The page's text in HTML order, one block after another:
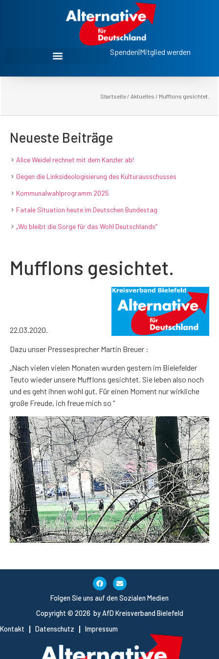
Spenden|Mitglied werden
Startseite / Aktuelles / Mufflons gesichtet.
Neueste Beiträge
Alice Weidel rechnet mit dem Kanzler ab!
Gegen die Linksideologisierung des Kulturausschusses
Kommunalwahlprogramm 2025
Fatale Situation heute im Deutschen Bundestag
„Wo bleibt die Sorge für das Wohl Deutschlands“
Mufflons gesichtet.
22.03.2020.
Dazu unser Pressesprecher Martin Breuer :
„Nach vielen vielen Monaten wurden gestern im Bielefelder
Teuto wieder unsere Mufflons gesichtet. Sie leben also noch
und es geht ihnen wohl gut. Für einen Moment nur wirkliche
große Freude, ich freue mich so “
Copyright © 2026 by AfD Kreisverband Bielefeld
Kontakt
Datenschutz Impressum
Folgen Sie uns auf den Sozialen Medien